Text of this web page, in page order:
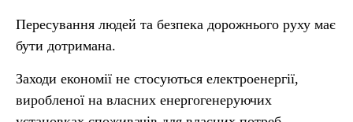
Пересування людей та безпека дорожнього руху має
бути дотримана.
Заходи економії не стосуються електроенергії,
виробленої на власних енергогенеруючих